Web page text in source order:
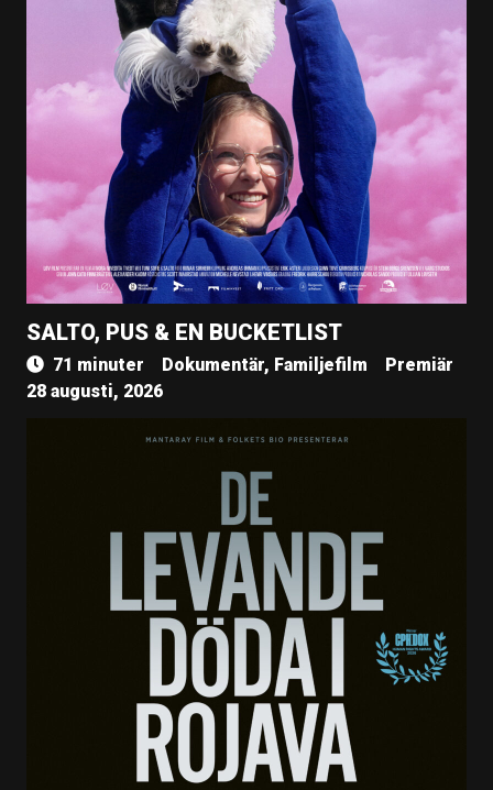
SALTO, PUS & EN BUCKETLIST
71 minuter Dokumentär, Familjefilm
Premiär
28 augusti, 2026